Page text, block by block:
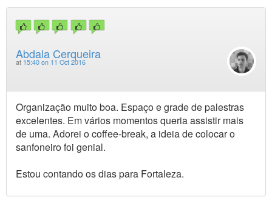
Abdala Cerqueira
at 15:40 on 11 Oct 2016
Organização muito boa. Espaço e grade de palestras
excelentes. Em vários momentos queria assistir mais
de uma. Adorei o coffee-break, a ideia de colocar o
sanfoneiro foi genial.
Estou contando os dias para Fortaleza.